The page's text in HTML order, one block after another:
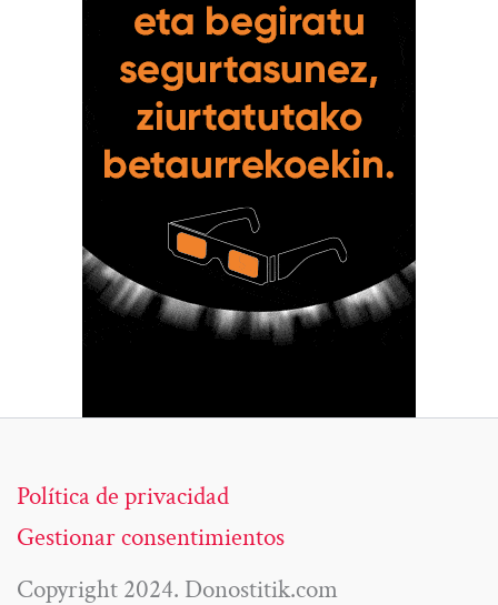
Política de privacidad
Gestionar consentimientos
Copyright 2024. Donostitik.com